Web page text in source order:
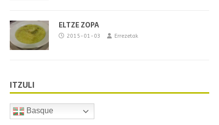
ELTZE ZOPA
2015-01-03 Errezetak
ITZULI
Basque